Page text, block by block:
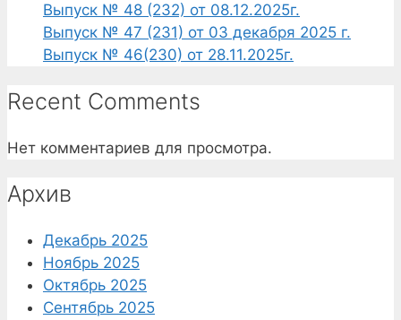
Выпуск № 48 (232) от 08.12.2025г.
Выпуск № 47 (231) от 03 декабря 2025 г.
Выпуск № 46(230) от 28.11.2025г.
Recent Comments
Нет комментариев для просмотра.
Архив
Декабрь 2025
Ноябрь 2025
Октябрь 2025
Сентябрь 2025